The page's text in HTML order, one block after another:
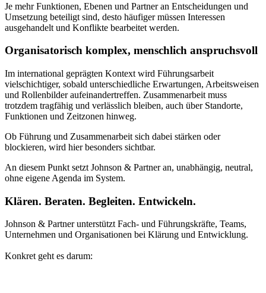
Je mehr Funktionen, Ebenen und Partner an Entscheidungen und
Umsetzung beteiligt sind, desto häufiger müssen Interessen
ausgehandelt und Konflikte bearbeitet werden.
Organisatorisch komplex, menschlich anspruchsvoll
Im international geprägten Kontext wird Führungsarbeit
vielschichtiger, sobald unterschiedliche Erwartungen, Arbeitsweisen
und Rollenbilder aufeinandertreffen. Zusammenarbeit muss
trotzdem tragfähig und verlässlich bleiben, auch über Standorte,
Funktionen und Zeitzonen hinweg.
Ob Führung und Zusammenarbeit sich dabei stärken oder
blockieren, wird hier besonders sichtbar.
An diesem Punkt setzt Johnson & Partner an, unabhängig, neutral,
ohne eigene Agenda im System.
Klären. Beraten. Begleiten. Entwickeln.
Johnson & Partner unterstützt Fach- und Führungskräfte, Teams,
Unternehmen und Organisationen bei Klärung und Entwicklung.
Konkret geht es darum: